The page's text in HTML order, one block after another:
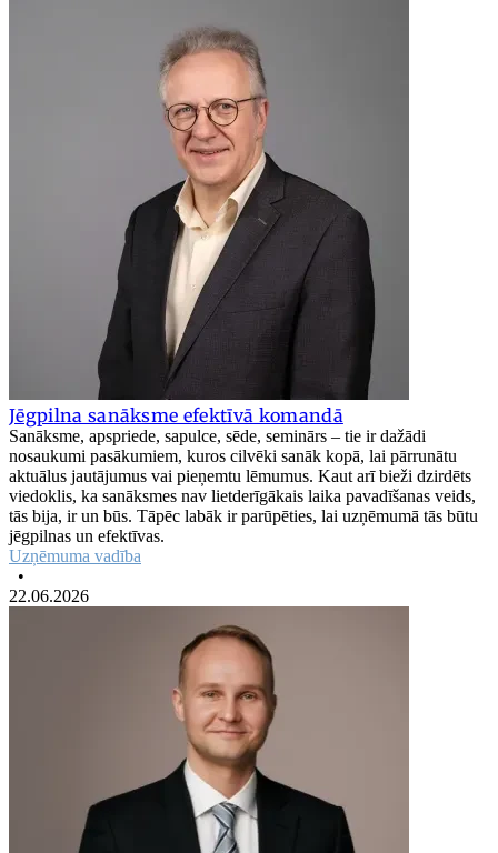
Jēgpilna sanāksme efektīvā komandā
Sanāksme, apspriede, sapulce, sēde, seminārs – tie ir dažādi
nosaukumi pasākumiem, kuros cilvēki sanāk kopā, lai pārrunātu
aktuālus jautājumus vai pieņemtu lēmumus. Kaut arī bieži dzirdēts
viedoklis, ka sanāksmes nav lietderīgākais laika pavadīšanas veids,
tās bija, ir un būs. Tāpēc labāk ir parūpēties, lai uzņēmumā tās būtu
jēgpilnas un efektīvas.
Uzņēmuma vadība
•
22.06.2026